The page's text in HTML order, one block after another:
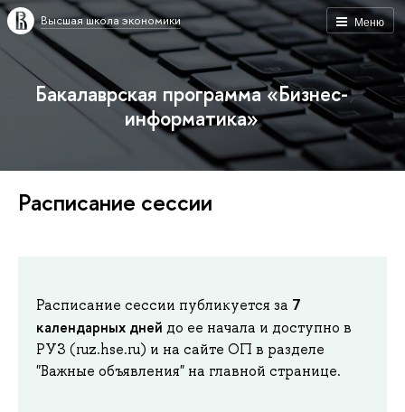
Меню
Высшая школа экономики
Бакалаврская программа «Бизнес-
информатика»
Расписание сессии
Расписание сессии публикуется за 7
календарных дней до ее начала и доступно в
РУЗ (ruz.hse.ru) и на сайте ОП в разделе
"Важные объявления" на главной странице.